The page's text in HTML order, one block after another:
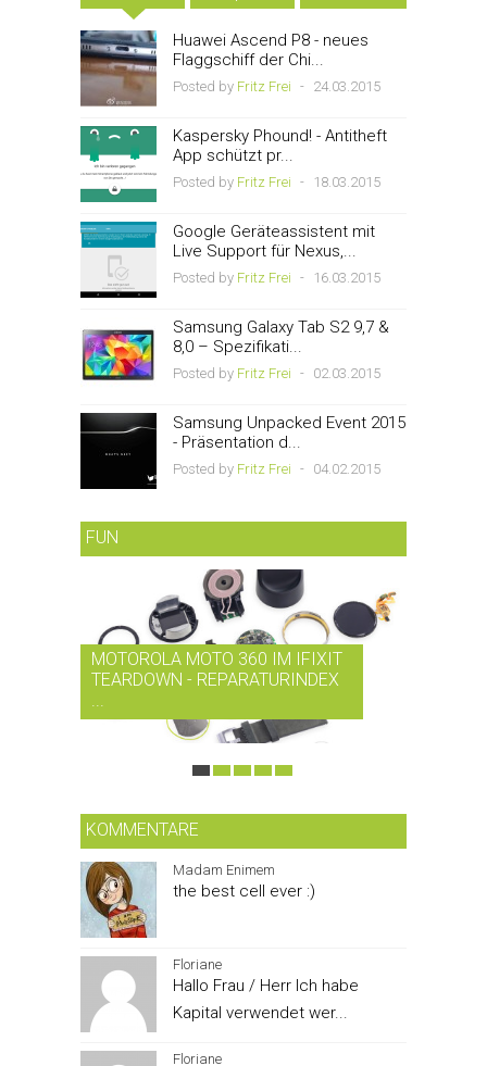
Huawei Ascend P8 - neues
Flaggschiff der Chi...
Posted by Fritz Frei - 24.03.2015
Kaspersky Phound! - Antitheft
App schützt pr...
Posted by Fritz Frei - 18.03.2015
Google Geräteassistent mit
Live Support für Nexus,...
Posted by Fritz Frei - 16.03.2015
Samsung Galaxy Tab S2 9,7 &
8,0 – Spezifikati...
Posted by Fritz Frei - 02.03.2015
Samsung Unpacked Event 2015
- Präsentation d...
Posted by Fritz Frei - 04.02.2015
FUN
MOTOROLA MOTO 360 IM IFIXIT
TEARDOWN - REPARATURINDEX
KOMMENTARE
Madam Enimem
the best cell ever :)
Floriane
Hallo Frau / Herr Ich habe
Kapital verwendet wer...
Floriane